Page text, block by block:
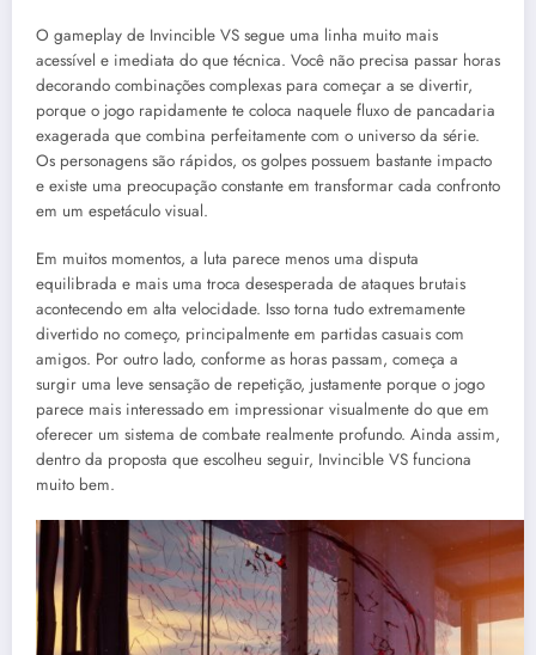
O gameplay de Invincible VS segue uma linha muito mais
acessível e imediata do que técnica. Você não precisa passar horas
decorando combinações complexas para começar a se divertir,
porque o jogo rapidamente te coloca naquele fluxo de pancadaria
exagerada que combina perfeitamente com o universo da série.
Os personagens são rápidos, os golpes possuem bastante impacto
e existe uma preocupação constante em transformar cada confronto
em um espetáculo visual.
Em muitos momentos, a luta parece menos uma disputa
equilibrada e mais uma troca desesperada de ataques brutais
acontecendo em alta velocidade. Isso torna tudo extremamente
divertido no começo, principalmente em partidas casuais com
amigos. Por outro lado, conforme as horas passam, começa a
surgir uma leve sensação de repetição, justamente porque o jogo
parece mais interessado em impressionar visualmente do que em
oferecer um sistema de combate realmente profundo. Ainda assim,
dentro da proposta que escolheu seguir, Invincible VS funciona
muito bem.